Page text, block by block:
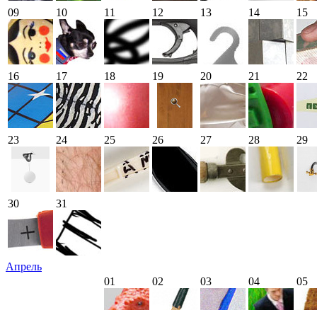
09 10 11 12 13 14 15
16 17 18 19 20 21 22
23 24 25 26 27 28 29
30 31
Апрель
01
02 03 04 05